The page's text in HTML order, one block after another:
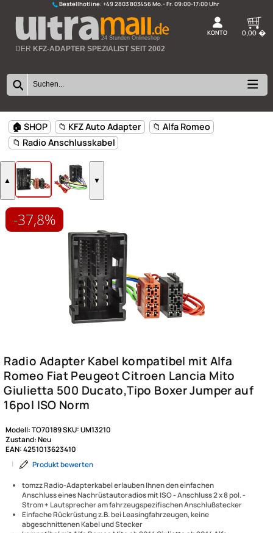
Bestellhotline:+49 2803 803456
24 Stunden Onlineshop
🏠 SHOP 📁 KFZ Auto Adapter
📁 Radio Anschlusskabel
▲ ▼
-37,8%
Zustand:Neu
EAN:4251013623410
| Produkt bewerten